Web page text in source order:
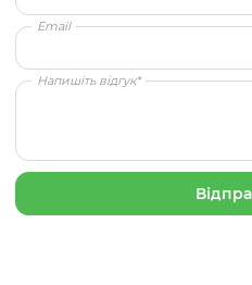
Email
Напишіть відгук*